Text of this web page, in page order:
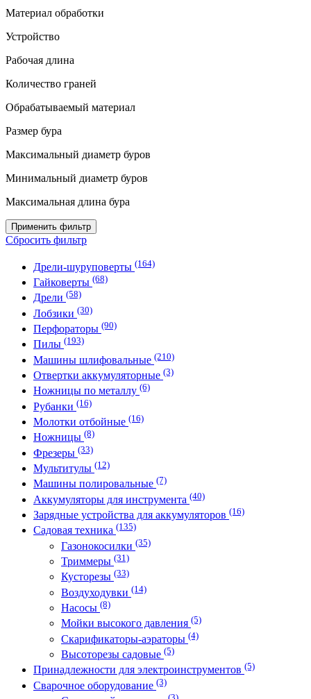
Материал обработки
Устройство
Рабочая длина
Количество граней
Обрабатываемый материал
Размер бура
Максимальный диаметр буров
Минимальный диаметр буров
Максимальная длина бура
Применить фильтр
Сбросить фильтр
Дрели-шуруповерты (164)
Гайковерты (68)
Дрели (58)
Лобзики (30)
Перфораторы (90)
Пилы (193)
Машины шлифовальные (210)
Отвертки аккумуляторные (3)
Ножницы по металлу (6)
Рубанки (16)
Молотки отбойные (16)
Ножницы (8)
Фрезеры (33)
Мультитулы (12)
Машины полировальные (7)
Аккумуляторы для инструмента (40)
Зарядные устройства для аккумуляторов (16)
Садовая техника (135)
Газонокосилки (35)
Триммеры (31)
Кусторезы (33)
Воздуходувки (14)
Насосы (8)
Мойки высокого давления (5)
Скарификаторы-аэраторы (4)
Высоторезы садовые (5)
Принадлежности для электроинструментов (5)
Сварочное оборудование (3)